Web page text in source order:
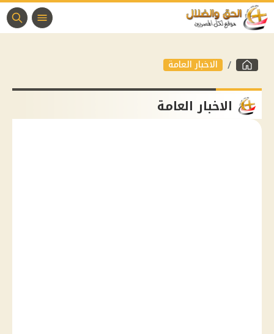
الاخبار العامة
الاخبار العامة